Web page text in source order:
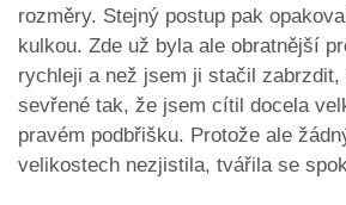
rozměry. Stejný postup pak
kulkou. Zde už byla ale obratnější
rychleji a než jsem ji stačil
sevřené tak, že jsem cítil docela
pravém podbřišku. Protože ale
velikostech nezjistila, tvářila se